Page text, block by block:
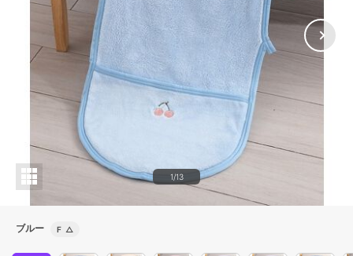
1/13
ブルー F △